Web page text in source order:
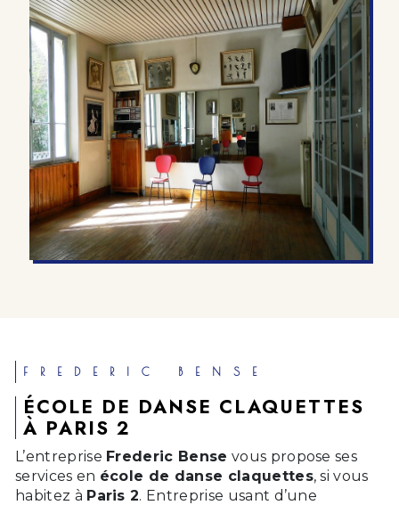
FREDERIC BENSE
ÉCOLE DE DANSE CLAQUETTES
À PARIS 2
L’entreprise Frederic Bense vous propose ses
services en école de danse claquettes, si vous
habitez à Paris 2. Entreprise usant d’une